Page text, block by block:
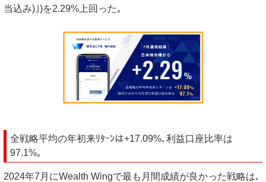
当込み)｣)を2.29%上回った｡
全戦略平均の年初来ﾘﾀｰﾝは+17.09%､利益口座比率は
97.1%｡
2024年7月にWealth Wingで最も月間成績が良かった戦略は､